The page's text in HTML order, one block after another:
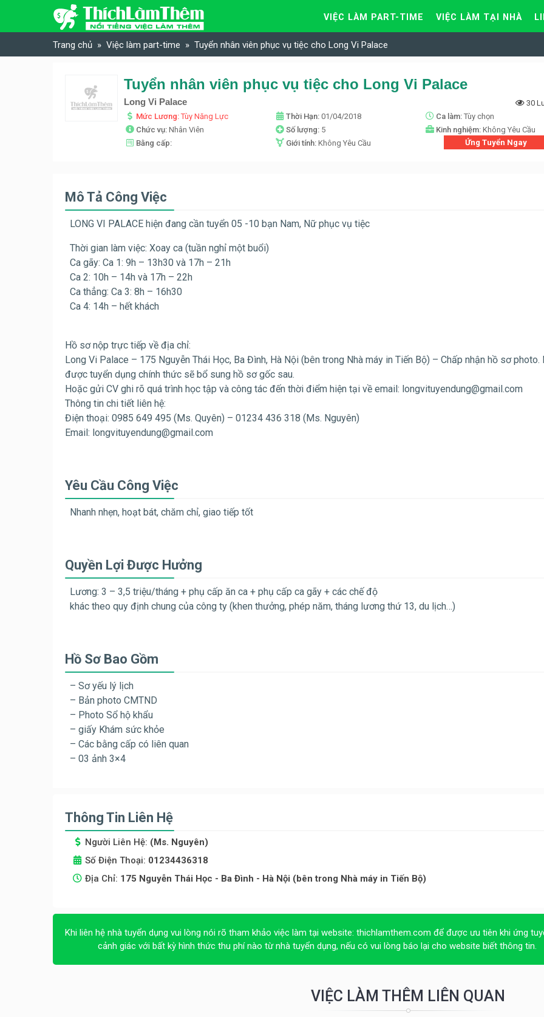
Skip to content
VIỆC LÀM PART-TIME VIỆC LÀM TẠI NHÀ
Trang chủ Việc làm part-time Tuyển nhân viên phục vụ tiệc cho Long Vi Palace
Tuyển nhân viên phục vụ tiệc cho Long Vi Palace
Long Vi Palace
30
Mức Lương:Tùy Năng Lực Thời Hạn: 01/04/2018 Ca làm: Tùy chọn
Chức vụ: Nhân Viên Số lượng: 5 Kinh nghiệm: Không Yêu Cầu
Bằng cấp:
Giới tính: Không Yêu Cầu Ứng Tuyển Ngay
Mô Tả Công Việc
LONG VI PALACE hiện đang cần tuyển 05 -10 bạn Nam, Nữ phục vụ tiệc
Thời gian làm việc: Xoay ca (tuần nghỉ một buổi)
Ca gãy: Ca 1: 9h – 13h30 và 17h – 21h
Ca 2: 10h – 14h và 17h – 22h
Ca thẳng: Ca 3: 8h – 16h30
Ca 4: 14h – hết khách
Hồ sơ nộp trực tiếp về địa chỉ:
Long Vi Palace – 175 Nguyễn Thái Học, Ba Đình, Hà Nội (bên trong Nhà máy in Tiến Bộ) – Chấp nhận hồ sơ photo.
được tuyển dụng chính thức sẽ bổ sung hồ sơ gốc sau.
Hoặc gửi CV ghi rõ quá trình học tập và công tác đến thời điểm hiện tại về email: longvituyendung@gmail.com
Thông tin chi tiết liên hệ:
Điện thoại: 0985 649 495 (Ms. Quyên) – 01234 436 318 (Ms. Nguyên)
Email: longvituyendung@gmail.com
Yêu Cầu Công Việc
Nhanh nhẹn, hoạt bát, chăm chỉ, giao tiếp tốt
Quyền Lợi Được Hưởng
Lương: 3 – 3,5 triệu/tháng + phụ cấp ăn ca + phụ cấp ca gãy + các chế độ
khác theo quy định chung của công ty (khen thưởng, phép năm, tháng lương thứ 13, du lịch…)
Hồ Sơ Bao Gồm
– Sơ yếu lý lịch
– Bản photo CMTND
– Photo Sổ hộ khẩu
– giấy Khám sức khỏe
– Các bằng cấp có liên quan
– 03 ảnh 3×4
Thông Tin Liên Hệ
Người Liên Hệ: (Ms. Nguyên)
Số Điện Thoại: 01234436318
Địa Chỉ: 175 Nguyễn Thái Học - Ba Đình - Hà Nội (bên trong Nhà máy in Tiến Bộ)
Khi liên hệ nhà tuyển dụng vui lòng nói rõ tham khảo việc làm tại website: thichlamthem.com để được ưu tiên khi ứng
cảnh giác với bất kỳ hình thức thu phí nào từ nhà tuyển dụng, nếu có vui lòng báo lại cho website biết thông tin.
VIỆC LÀM THÊM LIÊN QUAN